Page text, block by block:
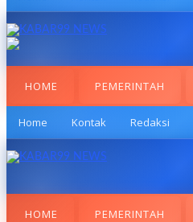
HOME PEMERINTAH
Home Kontak Redaksi
HOME PEMERINTAH